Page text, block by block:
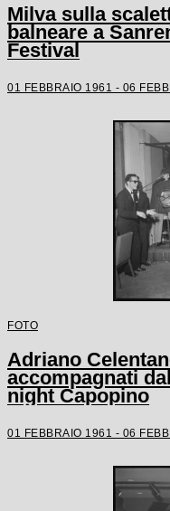
Milva sulla
balneare a
Festival
01 FEBBRAIO 1961 - 06
FOTO
Adriano
accompagnati
night Capopino
01 FEBBRAIO 1961 - 06